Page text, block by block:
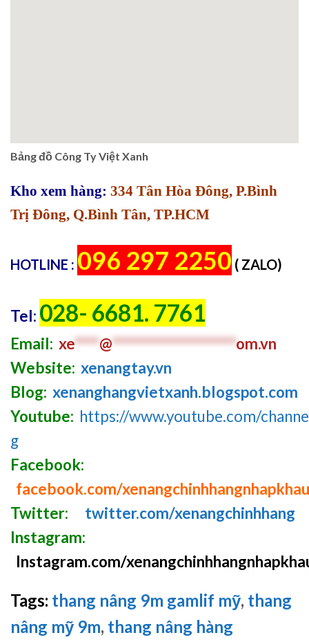
Bảng đồ Công Ty Việt Xanh
Kho xem hàng: 334 Tân Hòa Đông, P.Bình
Trị Đông, Q.Bình Tân, TP.HCM
HOTLINE : 096 297 2250 ( ZALO)
Tel: 028- 6681. 7761
Email: xe****@********************om.vn
Website: xenangtay.vn
Blog: xenanghangvietxanh.blogspot.com
Youtube: https://www.youtube.com/
g
Facebook:
facebook.com/xenangchinhhangnhapkhau
Twitter:
twitter.com/xenangchinhhang
Instagram:
Instagram.com/
Tags: thang nâng 9m gamlif mỹ, thang
nâng mỹ 9m, thang nâng hàng